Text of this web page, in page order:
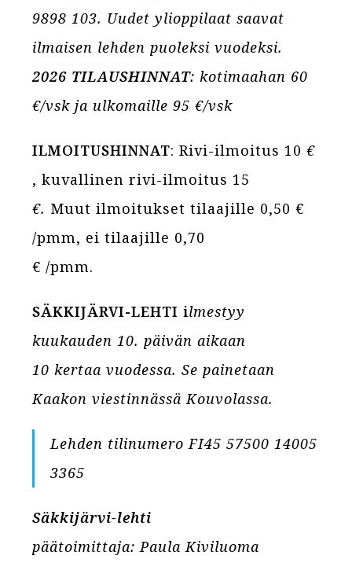
9898 103. Uudet ylioppilaat saavat
ilmaisen lehden puoleksi vuodeksi.
2026 TILAUSHINNAT: kotimaahan 60
€/vsk ja ulkomaille 95 €/vsk
ILMOITUSHINNAT: Rivi-ilmoitus 10€
, kuvallinen rivi-ilmoitus 15
€. Muut ilmoitukset tilaajille 0,50 €
/pmm, ei tilaajille 0,70
€ /pmm.
SÄKKIJÄRVI-LEHTI ilmestyy
kuukauden 10. päivän aikaan
10 kertaa vuodessa. Se painetaan
Kaakon viestinnässä Kouvolassa.
Lehden tilinumero FI45 57500 14005
3365
Säkkijärvi-lehti
päätoimittaja: Paula Kiviluoma